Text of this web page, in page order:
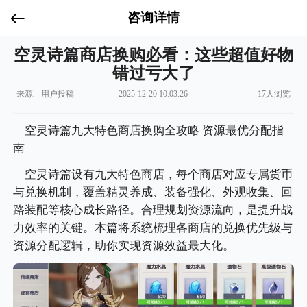
咨询详情
空灵诗篇商店换购必看：这些超值好物
错过亏大了
来源: 用户投稿 2025-12-20 10:03:26 17人浏览
空灵诗篇九大特色商店换购全攻略 资源最优分配指
南
空灵诗篇设有九大特色商店，每个商店对应专属货币
与兑换机制，覆盖精灵养成、装备强化、外观收集、回
路装配等核心成长路径。合理规划资源流向，是提升战
力效率的关键。本篇将系统梳理各商店的兑换优先级与
资源分配逻辑，助你实现资源效益最大化。